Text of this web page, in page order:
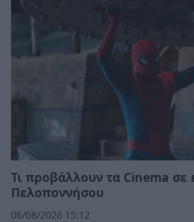
Τι προβάλλουν τα Cinema σε
Πελοποννήσου
06/08/2026 15:12